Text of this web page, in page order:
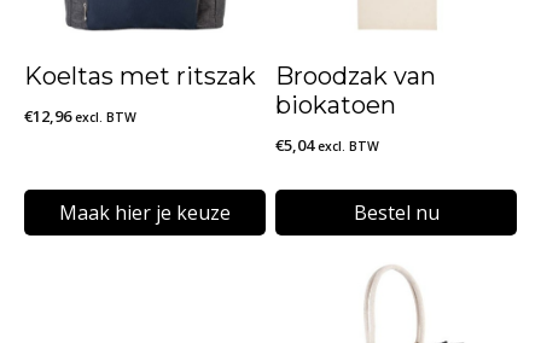
Koeltas met ritszak
€12,96 excl. BTW
Maak hier je keuze
Broodzak van
biokatoen
€5,04 excl. BTW
Bestel nu